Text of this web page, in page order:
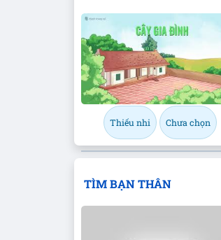
Thiếu nhi Chưa chọn
TÌM BẠN THÂN